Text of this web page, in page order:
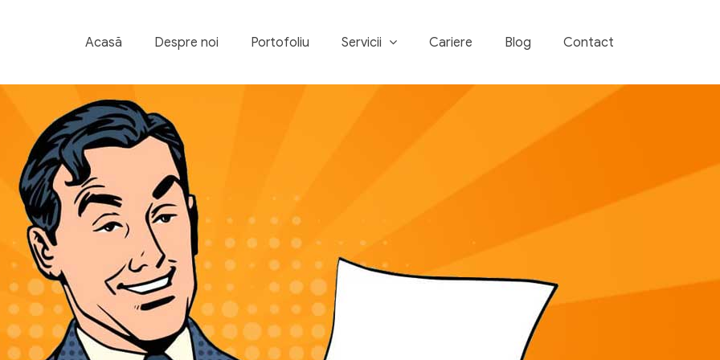
Acasă Despre noi Portofoliu Servicii Cariere Blog Contact